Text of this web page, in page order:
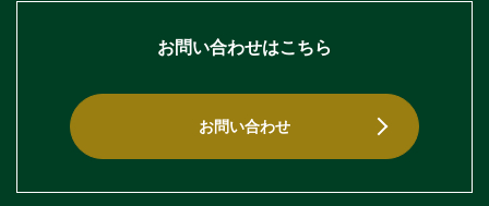
お問い合わせはこちら
お問い合わせ